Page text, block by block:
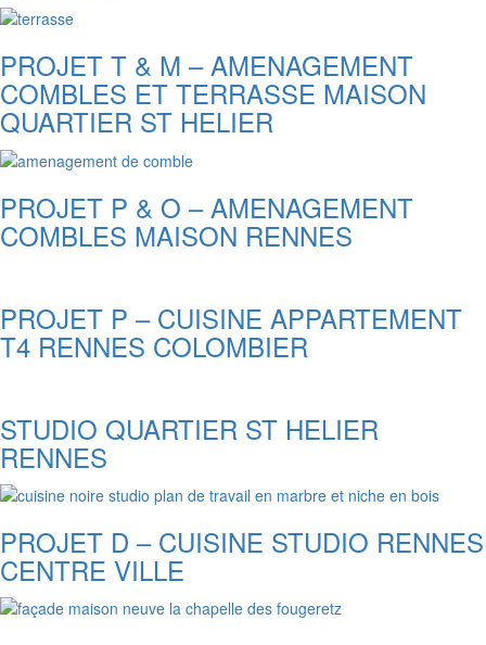
PROJET T & M – AMENAGEMENT
COMBLES ET TERRASSE MAISON
QUARTIER ST HELIER
PROJET P & O – AMENAGEMENT
COMBLES MAISON RENNES
PROJET P – CUISINE APPARTEMENT
T4 RENNES COLOMBIER
STUDIO QUARTIER ST HELIER
RENNES
PROJET D – CUISINE STUDIO RENNES
CENTRE VILLE